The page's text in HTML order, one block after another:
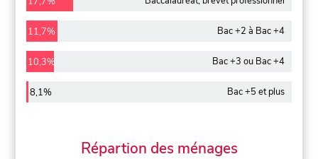
11,7% Bac +2 à Bac +4
10,3% Bac +3 ou Bac +4
8,1% Bac +5 et plus
Répartion des ménages